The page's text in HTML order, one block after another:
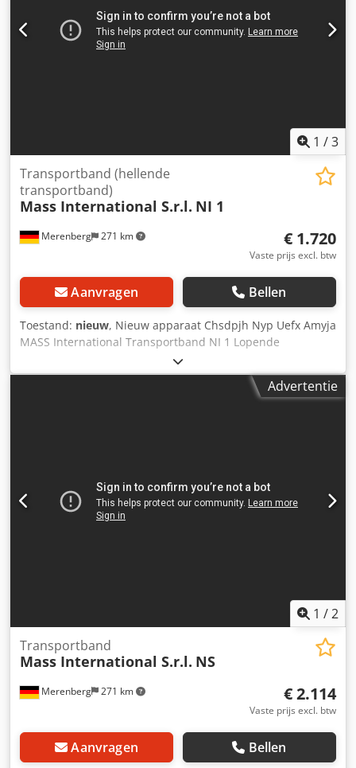
Kleur zwart L-balken Balkafstand 500 mm Balkhoogte 30
mm Bandsnelheid 3 m/min Standaardbesturing met
noodstop/stopknop Rijdbaar op zwenkbare steunen met
1 /3
Merenberg 271 km
Transportband (hellende
transportband)
Mass International S.r.l. NI 1
€ 1.720
Vaste prijs excl. btw
Aanvragen Bellen
Toestand: nieuw, Nieuw apparaat Chsdpjh Nyp Uefx Amyja
MASS International Transportband NI 1 Lopende
band/Afvoerband Hoekverstelbaar transportband met
trechter in het invoergedeelte Op korte termijn leverbaar
Voorbeeld: NI 1 Lengte: 1500 mm Nuttige breedte: 250 mm
standaard leverlijst Afmetingen op klantwens FDA-
conforme band Aangepaste bandsnelheid etc.
Advertentie
1 /2
Merenberg 271 km
Transportband
Mass International S.r.l. NS
€ 2.114
Vaste prijs excl. btw
Aanvragen Bellen